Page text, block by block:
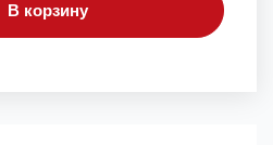
В корзину